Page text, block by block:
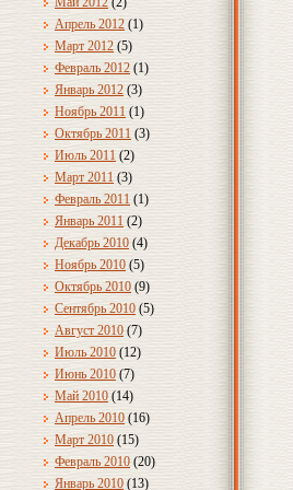
Апрель 2012 (1)
Март 2012 (5)
Февраль 2012 (1)
Январь 2012 (3)
Ноябрь 2011 (1)
Октябрь 2011 (3)
Июль 2011 (2)
Март 2011 (3)
Февраль 2011 (1)
Январь 2011 (2)
Декабрь 2010 (4)
Ноябрь 2010 (5)
Октябрь 2010 (9)
Сентябрь 2010 (5)
Август 2010 (7)
Июль 2010 (12)
Июнь 2010 (7)
Май 2010 (14)
Апрель 2010 (16)
Март 2010 (15)
Февраль 2010 (20)
Январь 2010 (13)